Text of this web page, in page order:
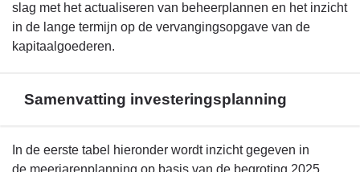
slag met het actualiseren van beheerplannen en het inzicht
in de lange termijn op de vervangingsopgave van de
kapitaalgoederen.
Samenvatting investeringsplanning
Terug
naar
In de eerste tabel hieronder wordt inzicht gegeven in